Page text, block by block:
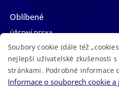
Oblíbené
ÚŘEDNÍ DESKA
TELEFONNÍ SEZNAM
LÉKAŘSKÁ POHOTOVOST
VOLNÁ MÍSTA
Soubory cookie (dále též
nejlepší uživatelské zkušenosti
stránkami. Podrobné informace
Informace o souborech cookie